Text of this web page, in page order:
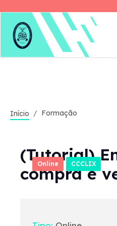
Início Formação
Online CCCLIX
(Tutorial)
compra e